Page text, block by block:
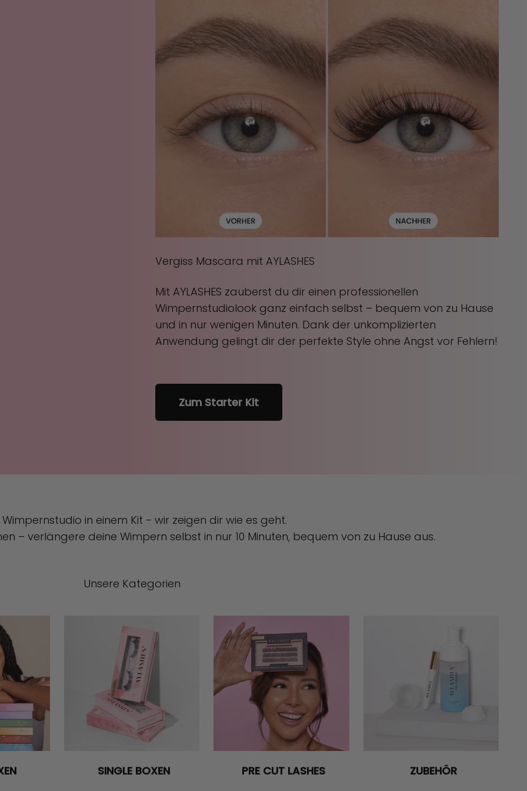
Vergiss Mascara mit AYLASHES
Mit AYLASHES zauberst du dir einen professionellen
Wimpernstudiolook ganz einfach selbst – bequem von zu Hause
und in nur wenigen Minuten. Dank der unkomplizierten
Anwendung gelingt dir der perfekte Style ohne Angst vor Fehlern!
Zum Starter Kit
Wimpernstudio in einem Kit - wir zeigen dir wie es geht.
– verlängere deine Wimpern selbst in nur 10 Minuten, bequem von zu Hause aus.
Unsere Kategorien
SINGLE BOXEN PRE CUT LASHES ZUBEHÖR